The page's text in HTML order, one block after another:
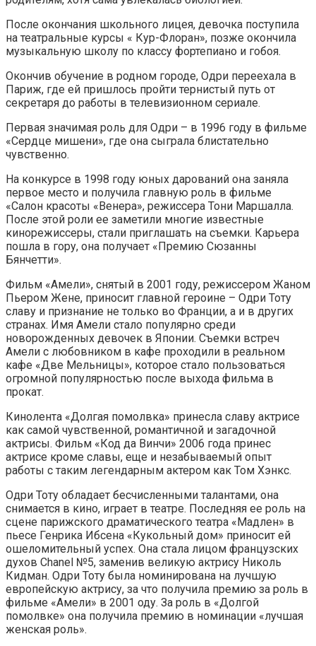
После окончания школьного лицея, девочка поступила
на театральные курсы « Кур-Флоран», позже окончила
музыкальную школу по классу фортепиано и гобоя.
Окончив обучение в родном городе, Одри переехала в
Париж, где ей пришлось пройти тернистый путь от
секретаря до работы в телевизионном сериале.
Первая значимая роль для Одри – в 1996 году в фильме
«Сердце мишени», где она сыграла блистательно
чувственно.
На конкурсе в 1998 году юных дарований она заняла
первое место и получила главную роль в фильме
«Салон красоты «Венера», режиссера Тони Маршалла.
После этой роли ее заметили многие известные
кинорежиссеры, стали приглашать на съемки. Карьера
пошла в гору, она получает «Премию Сюзанны
Бянчетти».
Фильм «Амели», снятый в 2001 году, режиссером Жаном
Пьером Жене, приносит главной героине – Одри Тоту
славу и признание не только во Франции, а и в других
странах. Имя Амели стало популярно среди
новорожденных девочек в Японии. Съемки встреч
Амели с любовником в кафе проходили в реальном
кафе «Две Мельницы», которое стало пользоваться
огромной популярностью после выхода фильма в
прокат.
Кинолента «Долгая помолвка» принесла славу актрисе
как самой чувственной, романтичной и загадочной
актрисы. Фильм «Код да Винчи» 2006 года принес
актрисе кроме славы, еще и незабываемый опыт
работы с таким легендарным актером как Том Хэнкс.
Одри Тоту обладает бесчисленными талантами, она
снимается в кино, играет в театре. Последняя ее роль на
сцене парижского драматического театра «Мадлен» в
пьесе Генрика Ибсена «Кукольный дом» приносит ей
ошеломительный успех. Она стала лицом французских
духов Chanel №5, заменив великую актрису Николь
Кидман. Одри Тоту была номинирована на лучшую
европейскую актрису, за что получила премию за роль в
фильме «Амели» в 2001 оду. За роль в «Долгой
помолвке» она получила премию в номинации «лучшая
женская роль».